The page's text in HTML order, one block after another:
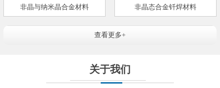
非晶与纳米晶合金材料 非晶态合金钎焊材料
查看更多+
关于我们